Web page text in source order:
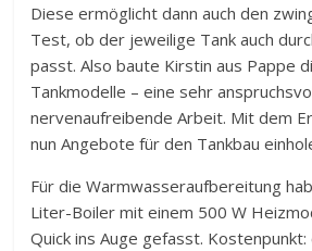
Diese ermöglicht dann auch den
Test, ob der jeweilige Tank auch
passt. Also baute Kirstin aus Pappe
Tankmodelle – eine sehr
nervenaufreibende Arbeit. Mit dem
nun Angebote für den Tankbau
Für die Warmwasseraufbereitung
Liter-Boiler mit einem 500 W
Quick ins Auge gefasst. Kostenpunkt: